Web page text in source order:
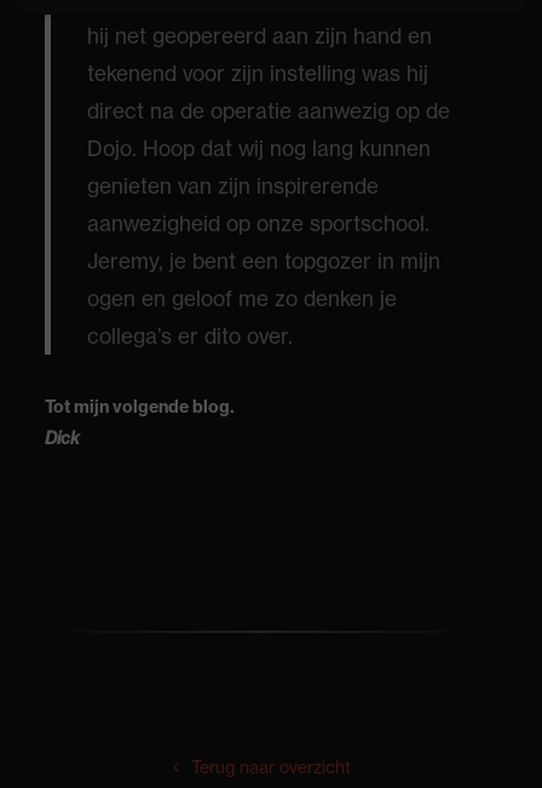
hij net geopereerd aan zijn hand en
tekenend voor zijn instelling was hij
direct na de operatie aanwezig op de
Dojo. Hoop dat wij nog lang kunnen
genieten van zijn inspirerende
aanwezigheid op onze sportschool.
Jeremy, je bent een topgozer in mijn
ogen en geloof me zo denken je
collega’s er dito over.
Tot mijn volgende blog.
Dick
Terug naar overzicht